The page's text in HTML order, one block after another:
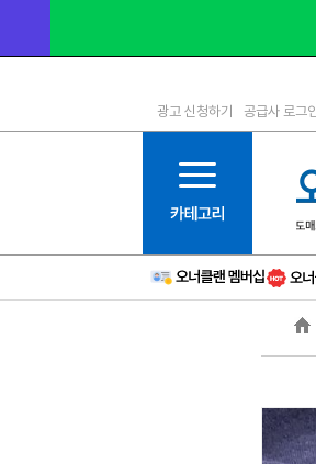
1등급
6등급
11등급
12등급
15등급
16등급
광고 신청하기 공급사 로그